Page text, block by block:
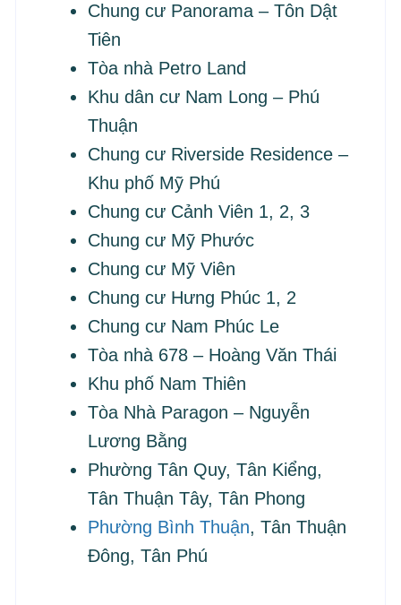
Chung cư Panorama – Tôn Dật
Tiên
Tòa nhà Petro Land
Khu dân cư Nam Long – Phú
Thuận
Chung cư Riverside Residence –
Khu phố Mỹ Phú
Chung cư Cảnh Viên 1, 2, 3
Chung cư Mỹ Phước
Chung cư Mỹ Viên
Chung cư Hưng Phúc 1, 2
Chung cư Nam Phúc Le
Tòa nhà 678 – Hoàng Văn Thái
Khu phố Nam Thiên
Tòa Nhà Paragon – Nguyễn
Lương Bằng
Phường Tân Quy, Tân Kiểng,
Tân Thuận Tây, Tân Phong
Phường Bình Thuận, Tân Thuận
Đông, Tân Phú